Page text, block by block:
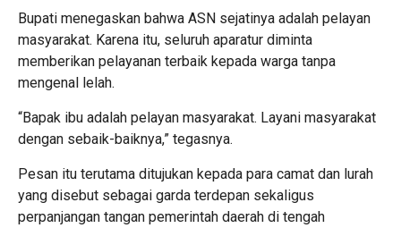
Bupati menegaskan bahwa ASN sejatinya adalah pelayan
masyarakat. Karena itu, seluruh aparatur diminta
memberikan pelayanan terbaik kepada warga tanpa
mengenal lelah.
“Bapak ibu adalah pelayan masyarakat. Layani masyarakat
dengan sebaik-baiknya,” tegasnya.
Pesan itu terutama ditujukan kepada para camat dan lurah
yang disebut sebagai garda terdepan sekaligus
perpanjangan tangan pemerintah daerah di tengah